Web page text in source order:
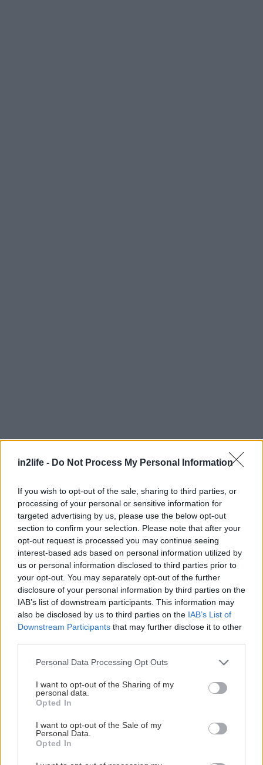
in2life - Do Not Process My Personal Information
If you wish to opt-out of the sale, sharing to third parties, or
processing of your personal or sensitive information for
targeted advertising by us, please use the below opt-out
section to confirm your selection. Please note that after your
opt-out request is processed you may continue seeing
interest-based ads based on personal information utilized by
us or personal information disclosed to third parties prior to
your opt-out. You may separately opt-out of the further
disclosure of your personal information by third parties on the
IAB’s list of downstream participants. This information may
also be disclosed by us to third parties on the IAB’s List of
Downstream Participants that may further disclose it to other
Please note that this website/app uses one or more Google
not limited to your visit or usage behaviour. You may click to
grant or deny consent to Google and its third-party tags to
use your data for below specified purposes in below Google
consent section.
Personal Data Processing Opt Outs
I want to opt-out of the Sharing of my
personal data.
Opted In
I want to opt-out of the Sale of my
Personal Data.
Opted In
Διαβάστε επίσης